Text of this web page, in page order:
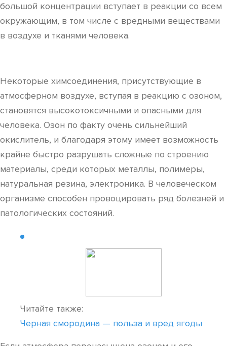
большой концентрации вступает в реакции со всем
окружающим, в том числе с вредными веществами
в воздухе и тканями человека.
Некоторые химсоединения, присутствующие в
атмосферном воздухе, вступая в реакцию с озоном,
становятся высокотоксичными и опасными для
человека. Озон по факту очень сильнейший
окислитель, и благодаря этому имеет возможность
крайне быстро разрушать сложные по строению
материалы, среди которых металлы, полимеры,
натуральная резина, электроника. В человеческом
организме способен провоцировать ряд болезней и
патологических состояний.
Читайте также:
Черная смородина — польза и вред ягоды